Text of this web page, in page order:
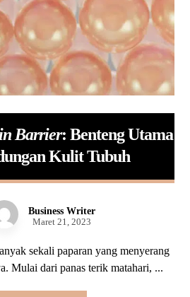
Barrier: Benteng Utama
Kulit Tubuh
Business Writer
Maret 21, 2023
sekali paparan yang menyerang
Mulai dari panas terik matahari, ...